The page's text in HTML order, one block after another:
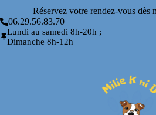
Réservez votre rendez-vous dès
06.29.56.83.70
Lundi au samedi 8h-20h ;
Dimanche 8h-12h